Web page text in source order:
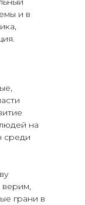
и в
на
среди
верим,
грани в